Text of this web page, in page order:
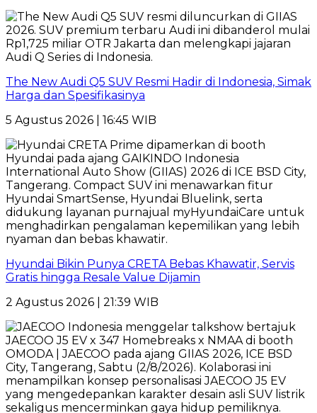
The New Audi Q5 SUV Resmi Hadir di Indonesia, Simak
Harga dan Spesifikasinya
5 Agustus 2026 | 16:45 WIB
Hyundai Bikin Punya CRETA Bebas Khawatir, Servis
Gratis hingga Resale Value Dijamin
2 Agustus 2026 | 21:39 WIB